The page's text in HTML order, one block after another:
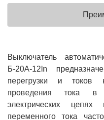
Выключатель
Б-20А-12In
перегрузки и токов
проведения тока
электрических
переменного тока